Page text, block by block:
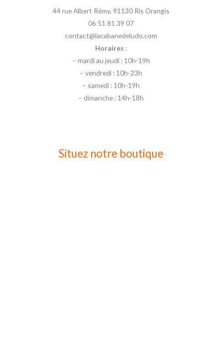
44 rue Albert Rémy, 91130 Ris Orangis
06 51 81 39 07
contact@lacabanedeludo.com
Horaires :
– mardi au jeudi : 10h-19h
– vendredi : 10h-23h
– samedi : 10h-19h
– dimanche : 14h-18h
Situez notre boutique